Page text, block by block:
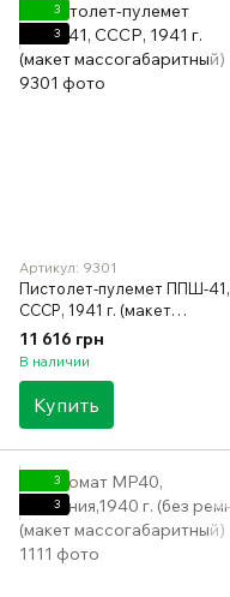
3
3
Артикул: 9301
Пистолет-пулемет ППШ-41,
СССР, 1941 г. (макет
массогабаритный)
11 616 грн
В наличии
Купить
3
3